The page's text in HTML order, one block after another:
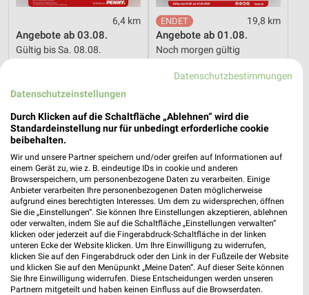
6,4 km
Angebote ab 03.08.
Gültig bis Sa. 08.08.
19,8 km
Angebote ab 01.08.
Noch morgen gültig
11,2 km
XXXLutz
11,2 km
Datenschutzbestimmungen
Datenschutzeinstellungen
Durch Klicken auf die Schaltfläche „Ablehnen“ wird die
Standardeinstellung nur für unbedingt erforderliche cookie
beibehalten.
Wir und unsere Partner speichern und/oder greifen auf Informationen auf
einem Gerät zu, wie z. B. eindeutige IDs in cookie und anderen
Browserspeichern, um personenbezogene Daten zu verarbeiten. Einige
Anbieter verarbeiten Ihre personenbezogenen Daten möglicherweise
aufgrund eines berechtigten Interesses. Um dem zu widersprechen, öffnen
Sie die „Einstellungen“. Sie können Ihre Einstellungen akzeptieren, ablehnen
oder verwalten, indem Sie auf die Schaltfläche „Einstellungen verwalten“
klicken oder jederzeit auf die Fingerabdruck-Schaltfläche in der linken
unteren Ecke der Website klicken. Um Ihre Einwilligung zu widerrufen,
klicken Sie auf den Fingerabdruck oder den Link in der Fußzeile der Website
und klicken Sie auf den Menüpunkt „Meine Daten“. Auf dieser Seite können
Sie Ihre Einwilligung widerrufen. Diese Entscheidungen werden unseren
Partnern mitgeteilt und haben keinen Einfluss auf die Browserdaten.